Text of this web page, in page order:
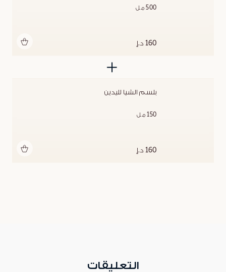
500 مل
160 د.إ
بلسم الشيا لليدين
150 مل
160 د.إ
التعليقات